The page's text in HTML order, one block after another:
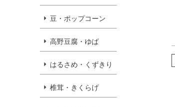
豆・ポップコーン
高野豆腐・ゆば
はるさめ・くずきり
椎茸・きくらげ